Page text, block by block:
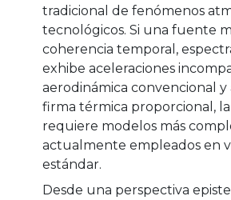
tradicional de fenómenos
tecnológicos. Si una fuente
coherencia temporal,
exhibe aceleraciones
aerodinámica convencional y
firma térmica proporcional,
requiere modelos más
actualmente empleados en
estándar.
Desde una perspectiva